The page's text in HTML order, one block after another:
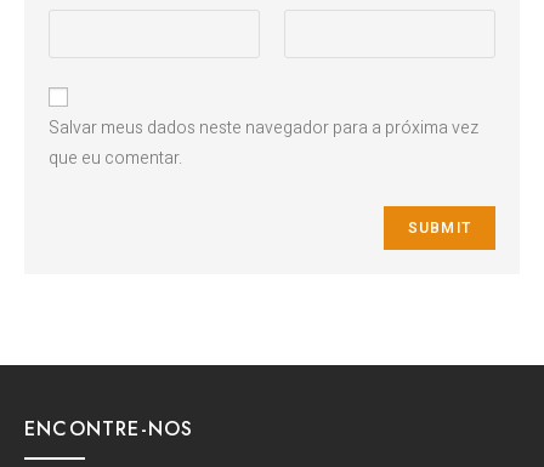
Salvar meus dados neste navegador para a próxima vez
que eu comentar.
ENCONTRE-NOS